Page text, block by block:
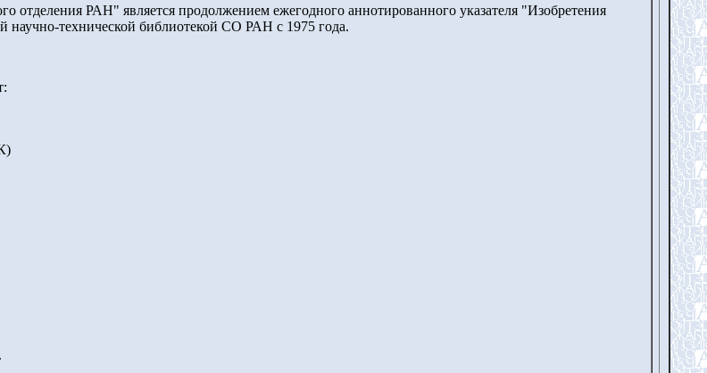
отделения РАН" является продолжением ежегодного аннотированного указателя "Изобретения
научно-технической библиотекой СО РАН с 1975 года.